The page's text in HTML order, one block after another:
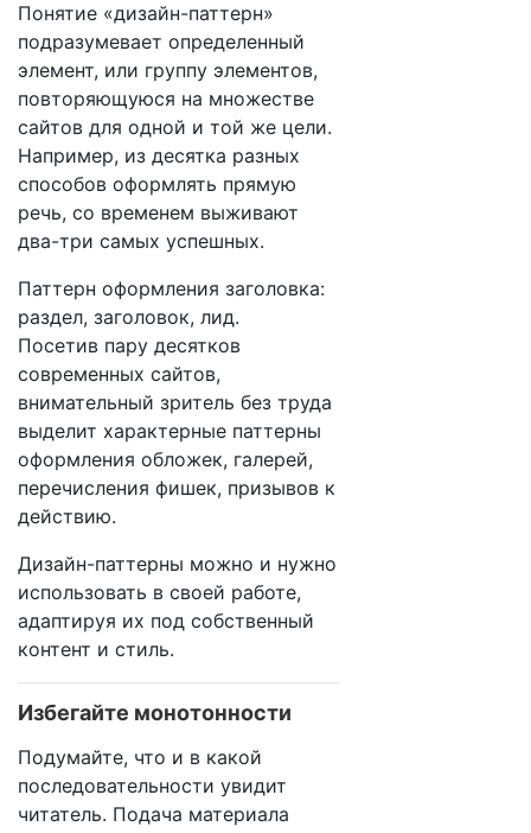
Понятие «дизайн-паттерн»
подразумевает определенный
элемент, или группу элементов,
повторяющуюся на множестве
сайтов для одной и той же цели.
Например, из десятка разных
способов оформлять прямую
речь, со временем выживают
два-три самых успешных.
Паттерн оформления заголовка:
раздел, заголовок, лид.
Посетив пару десятков
современных сайтов,
внимательный зритель без труда
выделит характерные паттерны
оформления обложек, галерей,
перечисления фишек, призывов к
действию.
Дизайн-паттерны можно и нужно
использовать в своей работе,
адаптируя их под собственный
контент и стиль.
Избегайте монотонности
Подумайте, что и в какой
последовательности увидит
читатель. Подача материала